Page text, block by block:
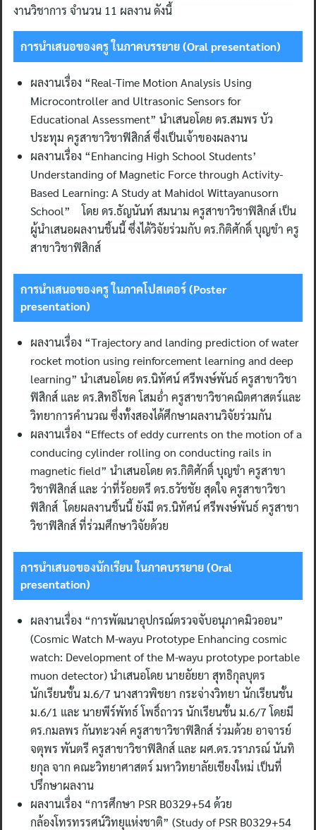
งานวิชาการ จำนวน 11 ผลงาน ดังนี้
การนำเสนอของครู ในภาคบรรยาย (Oral presentation)
ผลงานเรื่อง “Real-Time Motion Analysis Using
Microcontroller and Ultrasonic Sensors for
Educational Assessment” นำเสนอโดย ดร.สมพร บัว
ประทุม ครูสาขาวิชาฟิสิกส์ ซึ่งเป็นเจ้าของผลงาน
ผลงานเรื่อง “Enhancing High School Students’
Understanding of Magnetic Force through Activity-
Based Learning: A Study at Mahidol Wittayanusorn
School” โดย ดร.ธัญนันท์ สมนาม ครูสาขาวิชาฟิสิกส์ เป็น
ผู้นำเสนอผลงานชิ้นนี้ ซึ่งได้วิจัยร่วมกับ ดร.กิติศักดิ์ บุญขำ ครู
สาขาวิชาฟิสิกส์
การนำเสนอของครู ในภาคโปสเตอร์ (Poster
presentation)
ผลงานเรื่อง “Trajectory and landing prediction of water
rocket motion using reinforcement learning and deep
learning” นำเสนอโดย ดร.นิทัศน์ ศรีพงษ์พันธ์ ครูสาขาวิชา
ฟิสิกส์ และ ดร.สิทธิโชค โสมอ่ำ ครูสาขาวิชาคณิตศาสตร์และ
วิทยาการคำนวณ ซึ่งทั้งสองได้ศึกษาผลงานวิจัยร่วมกัน
ผลงานเรื่อง “Effects of eddy currents on the motion of a
conducing cylinder rolling on conducting rails in
magnetic field” นำเสนอโดย ดร.กิติศักดิ์ บุญขำ ครูสาขา
วิชาฟิสิกส์ และ ว่าที่ร้อยตรี ดร.ธวัชชัย สุดใจ ครูสาขาวิชา
ฟิสิกส์ โดยผลงานชิ้นนี้ ยังมี ดร.นิทัศน์ ศรีพงษ์พันธ์ ครูสาขา
วิชาฟิสิกส์ ที่ร่วมศึกษาวิจัยด้วย
การนำเสนอของนักเรียน ในภาคบรรยาย (Oral
presentation)
ผลงานเรื่อง “การพัฒนาอุปกรณ์ตรวจจับอนุภาคมิวออน”
(Cosmic Watch M-wayu Prototype Enhancing cosmic
watch: Development of the M-wayu prototype portable
muon detector) นำเสนอโดย นายอัยยา สุทธิกุลบุตร
นักเรียนชั้น ม.6/7 นางสาวพิชยา กระจ่างวิทยา นักเรียนชั้น
ม.6/1 และ นายพีร์พัทธ์ โพธิ์ถาวร นักเรียนชั้น ม.6/7 โดยมี
ดร.กมลพร กันทะวงค์ ครูสาขาวิชาฟิสิกส์ ร่วมด้วย อาจารย์
จตุพร พันตรี ครูสาขาวิชาฟิสิกส์ และ ผศ.ดร.วราภรณ์ นันทิ
ยกุล จาก คณะวิทยาศาสตร์ มหาวิทยาลัยเชียงใหม่ เป็นที่
ปรึกษาผลงาน
ผลงานเรื่อง “การศึกษา PSR B0329+54 ด้วย
กล้องโทรทรรศน์วิทยุแห่งชาติ” (Study of PSR B0329+54